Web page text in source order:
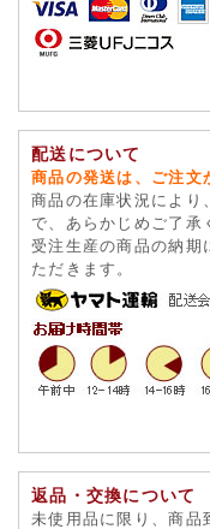
配送について
商品の発送は、ご注文
商品の在庫状況により
で、あらかじめご了承
受注生産の商品の納期
ただきます。
返品・交換について
未使用品に限り、商品